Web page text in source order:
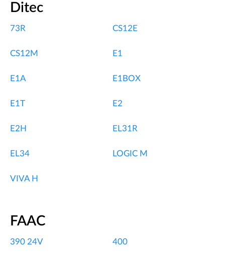
Ditec
73R CS12E
CS12M E1
E1A E1BOX
E1T E2
E2H EL31R
EL34 LOGIC M
VIVA H
FAAC
390 24V 400